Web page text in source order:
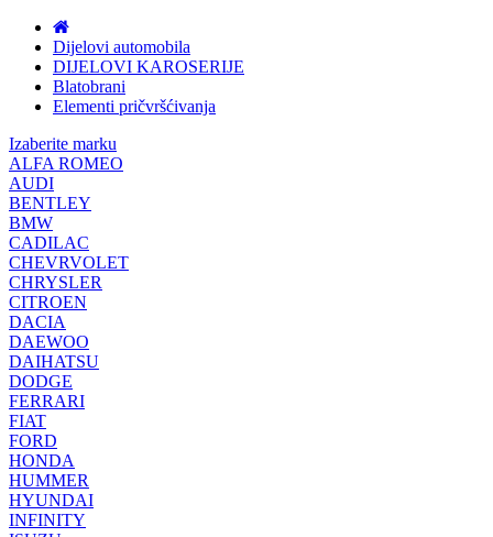
Dijelovi automobila
DIJELOVI KAROSERIJE
Blatobrani
Elementi pričvršćivanja
Izaberite marku
ALFA ROMEO
AUDI
BENTLEY
BMW
CADILAC
CHEVRVOLET
CHRYSLER
CITROEN
DACIA
DAEWOO
DAIHATSU
DODGE
FERRARI
FIAT
FORD
HONDA
HUMMER
HYUNDAI
INFINITY